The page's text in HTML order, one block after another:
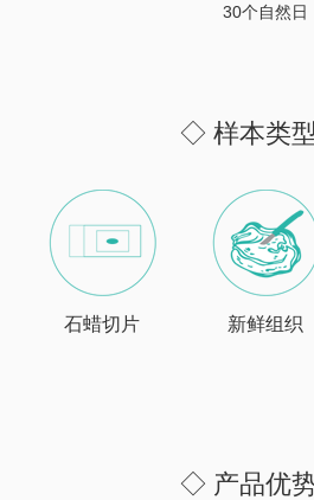
30个自然日
◇ 样本类
石蜡切片 新鲜组织
◇ 产品优